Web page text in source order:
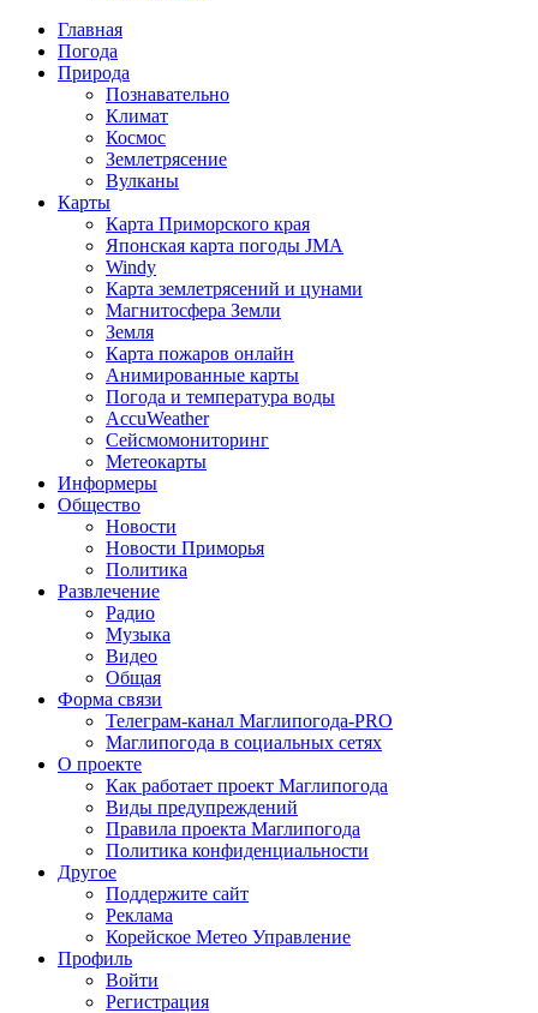
Главная
Погода
Природа
Познавательно
Климат
Космос
Землетрясение
Вулканы
Карты
Карта Приморского края
Японская карта погоды JMA
Windy
Карта землетрясений и цунами
Магнитосфера Земли
Земля
Карта пожаров онлайн
Анимированные карты
Погода и температура воды
AccuWeather
Сейсмомониторинг
Метеокарты
Информеры
Общество
Новости
Новости Приморья
Политика
Развлечение
Радио
Музыка
Видео
Общая
Форма связи
Телеграм-канал Маглипогода-PRO
Маглипогода в социальных сетях
О проекте
Как работает проект Маглипогода
Виды предупреждений
Правила проекта Маглипогода
Политика конфиденциальности
Другое
Поддержите сайт
Реклама
Корейское Метео Управление
Профиль
Войти
Регистрация